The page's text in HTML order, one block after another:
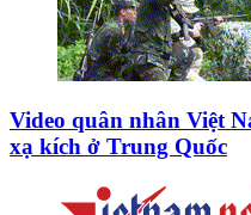
Video quân nhân Việt
xạ kích ở Trung Quốc